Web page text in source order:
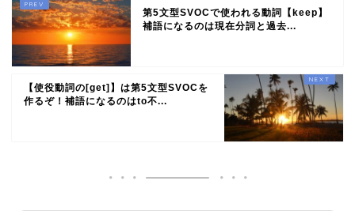
第5文型SVOCで使われる動詞【keep】
補語になるのは現在分詞と過去...
【使役動詞の[get]】は第5文型SVOCを
作るぞ！補語になるのはto不...